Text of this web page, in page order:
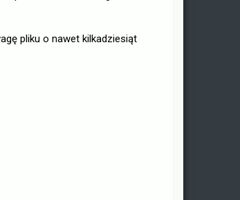
pliku o nawet kilkadziesiąt